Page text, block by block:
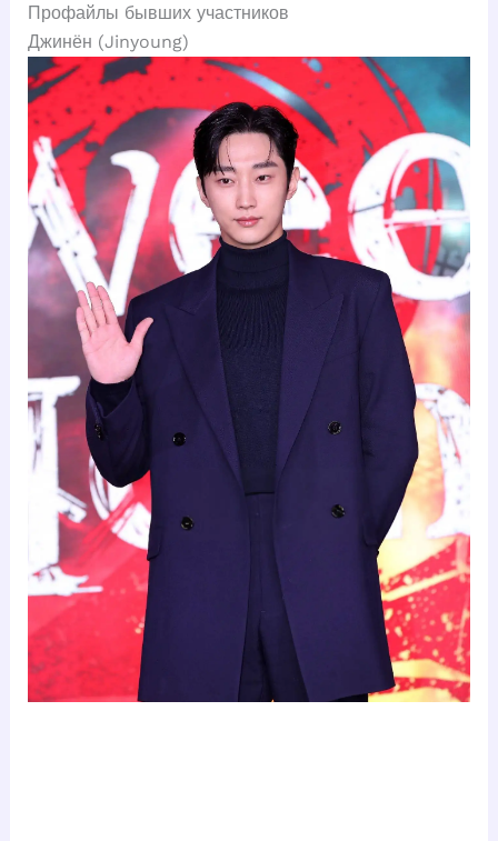
Профайлы бывших участников
Джинён (Jinyoung)